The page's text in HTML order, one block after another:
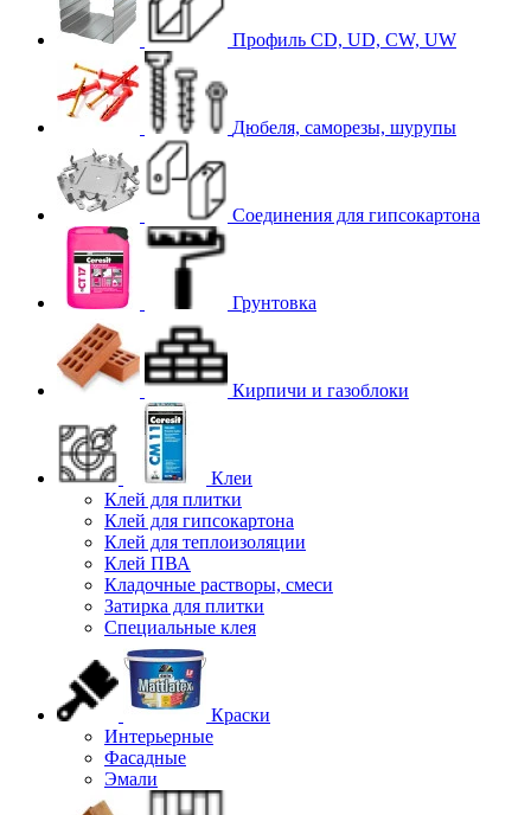
Профиль CD, UD, CW, UW
Дюбеля, саморезы, шурупы
Соединения для гипcокартона
Грунтовка
Кирпичи и газоблоки
Клеи
Клей для плитки
Клей для гипсокартона
Клей для теплоизоляции
Клей ПВА
Кладочные растворы, смеси
Затирка для плитки
Специальные клея
Краски
Интерьерные
Фасадные
Эмали